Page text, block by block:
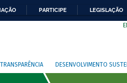
PARTICIPE LEGISLAÇÃO
TRANSPARÊNCIA DESENVOLVIMENTO